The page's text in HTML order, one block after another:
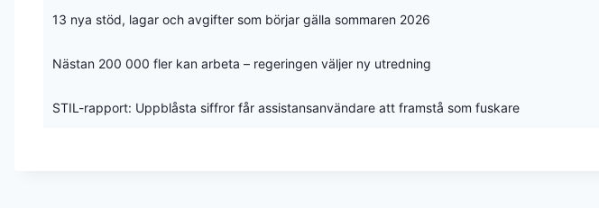
13 nya stöd, lagar och avgifter som börjar gälla sommaren 2026
Nästan 200 000 fler kan arbeta – regeringen väljer ny utredning
STIL-rapport: Uppblåsta siffror får assistansanvändare att framstå som fuskare